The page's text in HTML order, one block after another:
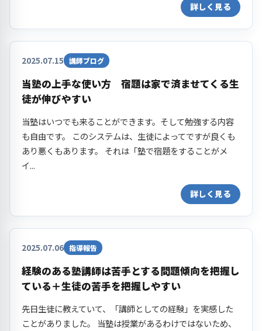
詳しく見る
2025.07.15 講師ブログ
当塾の上手な使い方 宿題は家で済ませてくる生
徒が伸びやすい
当塾はいつでも来ることができます。そして勉強する内容
も自由です。 このシステムは、生徒によってですが良くも
あり悪くもあります。 それは「塾で宿題をすることがメ
イ...
詳しく見る
2025.07.06 指導報告
経験のある塾講師は苦手とする問題傾向を把握し
ている＋生徒の苦手を把握しやすい
先日生徒に教えていて、「講師としての経験」を実感した
ことがありました。 当塾は授業があるわけではないため、